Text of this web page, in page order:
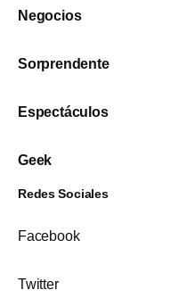
Negocios
Sorprendente
Espectáculos
Geek
Redes Sociales
Facebook
Twitter